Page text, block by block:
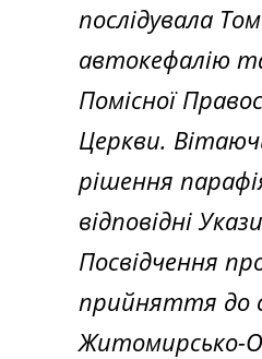
послідувала
автокефалію
Помісної
Церкви.
рішення
відповідні
Посвідчення
прийняття до
Житомирсько-